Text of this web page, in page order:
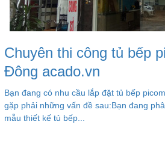
Chuyên thi công tủ bếp
Đông acado.vn
Bạn đang có nhu cầu lắp đặt tủ bếp
gặp phải những vấn đề sau:Bạn đang
mẫu thiết kế tủ bếp...